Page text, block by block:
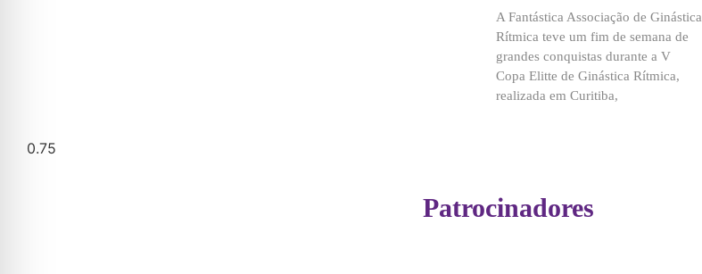
A Fantástica Associação de Ginástica
Rítmica teve um fim de semana de
grandes conquistas durante a V
Copa Elitte de Ginástica Rítmica,
realizada em Curitiba,
Patrocinadores